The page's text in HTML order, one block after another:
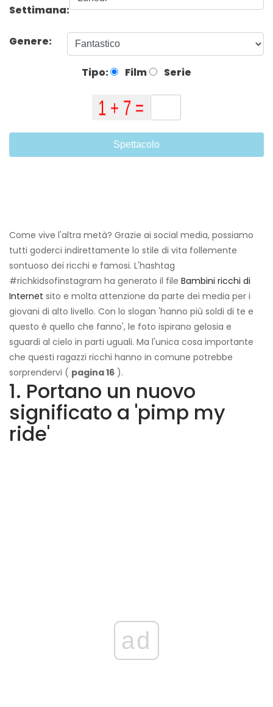
Settimana:
Genere:
Tipo: Film Serie
Spettacolo
Come vive l'altra metà? Grazie ai social media, possiamo
tutti goderci indirettamente lo stile di vita follemente
sontuoso dei ricchi e famosi. L'hashtag
#richkidsofinstagram ha generato il file Bambini ricchi di
Internet sito e molta attenzione da parte dei media per i
giovani di alto livello. Con lo slogan 'hanno più soldi di te e
questo è quello che fanno', le foto ispirano gelosia e
sguardi al cielo in parti uguali. Ma l'unica cosa importante
che questi ragazzi ricchi hanno in comune potrebbe
sorprendervi ( pagina 16 ).
1. Portano un nuovo
significato a 'pimp my
ride'
ad